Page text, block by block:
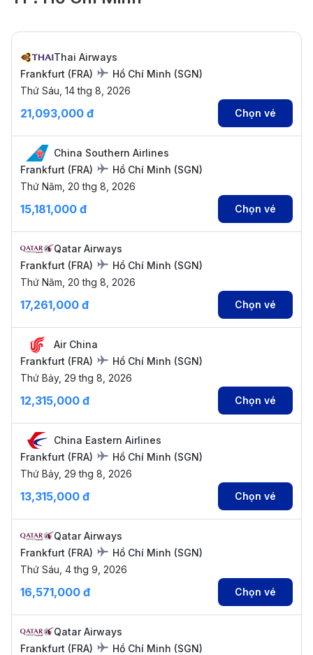
Thai Airways
Frankfurt (FRA) Hồ Chí Minh (SGN)
Thứ Sáu, 14 thg 8, 2026
21,093,000 đ Chọn vé
China Southern Airlines
Frankfurt (FRA) Hồ Chí Minh (SGN)
Thứ Năm, 20 thg 8, 2026
15,181,000 đ Chọn vé
Qatar Airways
Frankfurt (FRA) Hồ Chí Minh (SGN)
Thứ Năm, 20 thg 8, 2026
17,261,000 đ Chọn vé
Air China
Frankfurt (FRA) Hồ Chí Minh (SGN)
Thứ Bảy, 29 thg 8, 2026
12,315,000 đ Chọn vé
China Eastern Airlines
Frankfurt (FRA) Hồ Chí Minh (SGN)
Thứ Bảy, 29 thg 8, 2026
13,315,000 đ Chọn vé
Qatar Airways
Frankfurt (FRA) Hồ Chí Minh (SGN)
Thứ Sáu, 4 thg 9, 2026
16,571,000 đ Chọn vé
Qatar Airways
Frankfurt (FRA) Hồ Chí Minh (SGN)